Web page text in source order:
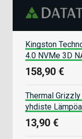
Kingston
4.0 NVMe 3D
158,90 €
Thermal
yhdiste
13,90 €